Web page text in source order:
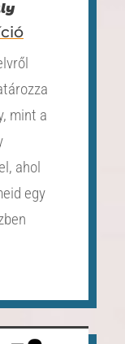
mint a
ahol
egy